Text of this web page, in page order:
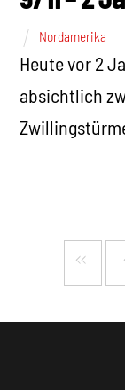
Nordamerika
Heute vor 2
absichtlich